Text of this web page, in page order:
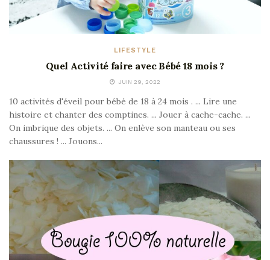
LIFESTYLE
Quel Activité faire avec Bébé 18 mois ?
JUIN 29, 2022
10 activités d'éveil pour bébé de 18 à 24 mois . ... Lire une
histoire et chanter des comptines. ... Jouer à cache-cache. ...
On imbrique des objets. ... On enlève son manteau ou ses
chaussures ! ... Jouons...